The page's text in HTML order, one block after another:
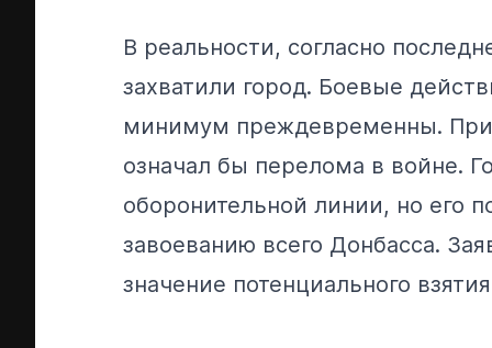
В реальности, согласно
захватили город. Боевые
минимум преждевременны. При
означал бы перелома в войне.
оборонительной линии, но его
завоеванию всего Донбасса.
значение потенциального